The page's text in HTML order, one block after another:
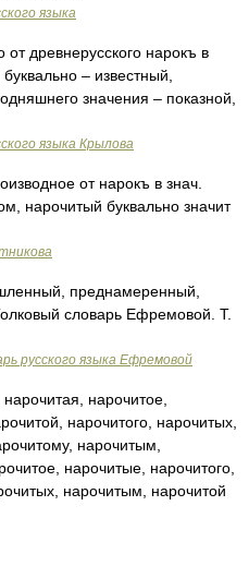
языка
древнерусского нарокъ в
– известный,
значения – показной,
языка Крылова
от нарокъ в знач.
нарочитый буквально значит
преднамеренный,
словарь Ефремовой. Т.
русского языка Ефремовой
нарочитое,
нарочитого, нарочитых,
нарочитым,
нарочитые, нарочитого,
нарочитым, нарочитой